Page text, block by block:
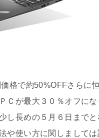
格で約50%OFFさらに
Ｃが最大３０％オフに
し長めの５月６日までと
や使い方に関しまして